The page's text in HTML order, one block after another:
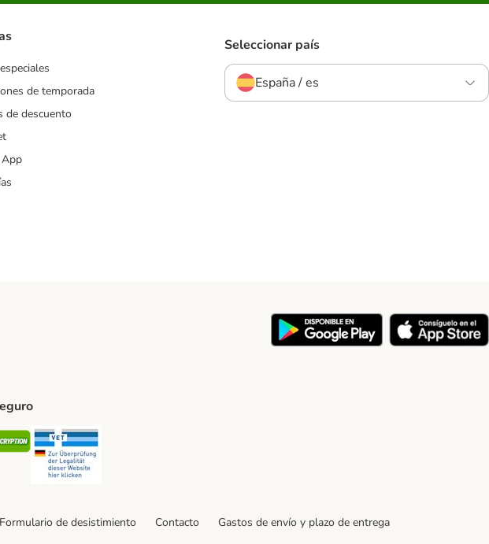
de temporada
de descuento
Seleccionar país
España / es
Security
Formulario de desistimiento Contacto
Gastos de envío y plazo de entrega